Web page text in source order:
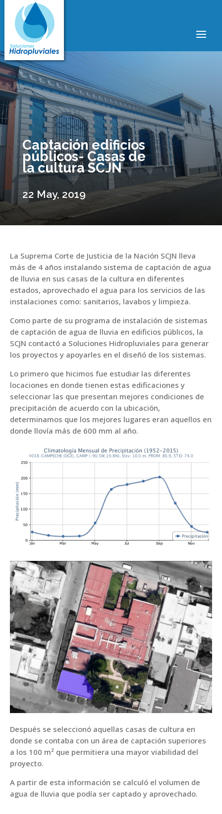
Captación edificios
públicos- Casas de
la cultura SCJN
22 May, 2019
La Suprema Corte de Justicia de la Nación SCJN lleva
más de 4 años instalando sistema de captación de agua
de lluvia en sus casas de la cultura en diferentes
estados, aprovechado el agua para los servicios de las
instalaciones como: sanitarios, lavabos y limpieza.
Como parte de su programa de instalación de sistemas
de captación de agua de lluvia en edificios públicos, la
SCJN contactó a Soluciones Hidropluviales para generar
los proyectos y apoyarles en el diseñó de los sistemas.
Lo primero que hicimos fue estudiar las diferentes
locaciones en donde tienen estas edificaciones y
seleccionar las que presentan mejores condiciones de
precipitación de acuerdo con la ubicación,
determinamos que los mejores lugares eran aquellos en
donde llovía más de 600 mm al año.
Después se seleccionó aquellas casas de cultura en
donde se contaba con un área de captación superiores
a los 100 m² que permitiera una mayor viabilidad del
proyecto.
A partir de esta información se calculó el volumen de
agua de lluvia que podía ser captado y aprovechado.